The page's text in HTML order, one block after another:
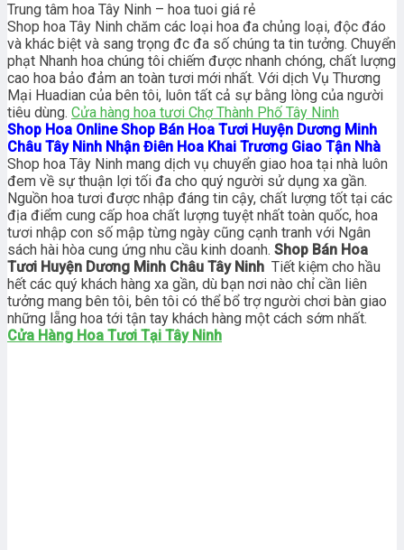
Trung tâm hoa Tây Ninh – hoa tuoi giá rẻ
Shop hoa Tây Ninh chăm các loại hoa đa chủng loại, độc đáo
và khác biệt và sang trọng đc đa số chúng ta tin tưởng. Chuyển
phạt Nhanh hoa chúng tôi chiếm được nhanh chóng, chất lượng
cao hoa bảo đảm an toàn tươi mới nhất. Với dịch Vụ Thương
Mại Huadian của bên tôi, luôn tất cả sự bằng lòng của người
tiêu dùng. Cửa hàng hoa tươi Chợ Thành Phố Tây Ninh
Shop Hoa Online Shop Bán Hoa Tươi Huyện Dương Minh
Châu Tây Ninh Nhận Điên Hoa Khai Trương Giao Tận Nhà
Shop hoa Tây Ninh mang dịch vụ chuyển giao hoa tại nhà luôn
đem về sự thuận lợi tối đa cho quý người sử dụng xa gần.
Nguồn hoa tươi được nhập đáng tin cậy, chất lượng tốt tại các
địa điểm cung cấp hoa chất lượng tuyệt nhất toàn quốc, hoa
tươi nhập con số mập từng ngày cũng cạnh tranh với Ngân
sách hài hòa cung ứng nhu cầu kinh doanh. Shop Bán Hoa
Tươi Huyện Dương Minh Châu Tây Ninh Tiết kiệm cho hầu
hết các quý khách hàng xa gần, dù bạn nơi nào chỉ cần liên
tưởng mang bên tôi, bên tôi có thể bổ trợ người chơi bàn giao
những lẵng hoa tới tận tay khách hàng một cách sớm nhất.
Cửa Hàng Hoa Tươi Tại Tây Ninh